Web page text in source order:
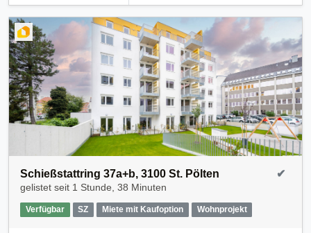
Schießstattring 37a+b, 3100 St. Pölten
gelistet seit 1 Stunde, 38 Minuten
Verfügbar SZ Miete mit Kaufoption Wohnprojekt
✔